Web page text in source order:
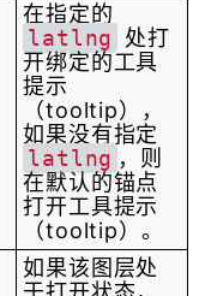
在指定的
latlng
处打
开绑定的工具
提示
（tooltip），
如果没有指定
latlng ，则
在默认的锚点
打开工具提示
（tooltip）。
如果该图层处